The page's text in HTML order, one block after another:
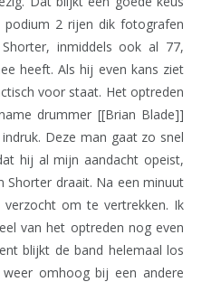
2 rijen dik fotografen
inmiddels ook al 77,
heeft. Als hij even kans ziet
voor staat. Het optreden
drummer [[Brian Blade]]
Deze man gaat zo snel
hij al mijn aandacht opeist,
draait. Na een minuut
om te vertrekken. Ik
van het optreden nog even
blijkt de band helemaal los
omhoog bij een andere